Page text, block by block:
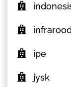
ipe
jysk